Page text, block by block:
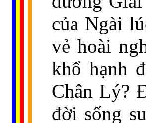
của Ngài
vẻ hoài
khổ hạnh
Chân Lý?
đời sống